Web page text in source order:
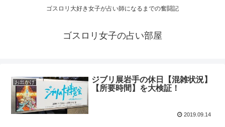
ゴスロリ大好き女子が占い師になるまでの奮闘記
ゴスロリ女子の占い部屋
お出かけ
ジブリ展岩手の休日【混雑状況】
【所要時間】を大検証！
2019.09.14